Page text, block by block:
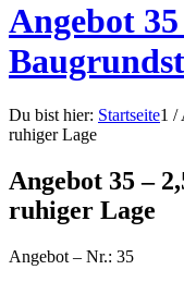
Angebot
Du bist hier: Startseite1 /
ruhiger Lage
Angebot 35 –
ruhiger Lage
Angebot – Nr.: 35